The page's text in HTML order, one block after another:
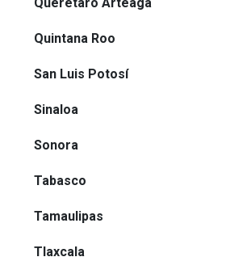
Quintana Roo
San Luis Potosí
Sinaloa
Sonora
Tabasco
Tamaulipas
Tlaxcala